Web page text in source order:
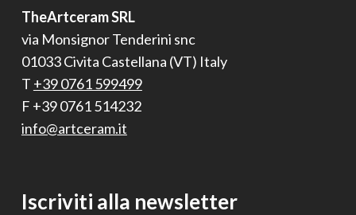
TheArtceram SRL
via Monsignor Tenderini snc
01033 Civita Castellana (VT) Italy
T +39 0761 599499
F +39 0761 514232
info@artceram.it
Iscriviti alla newsletter